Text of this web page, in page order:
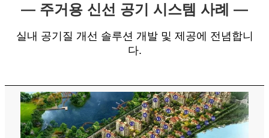
— 주거용 신선 공기 시스템 사례 —
실내 공기질 개선 솔루션 개발 및 제공에 전념합니
다.